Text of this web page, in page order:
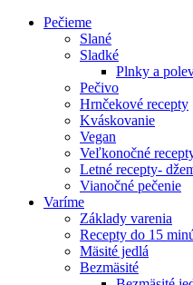
Pečieme
Slané
Sladké
Plnky a
Pečivo
Hrnčekové recepty
Kváskovanie
Vegan
Veľkonočné
Letné recepty-
Vianočné pečenie
Varíme
Základy varenia
Recepty do 15
Mäsité jedlá
Bezmäsité